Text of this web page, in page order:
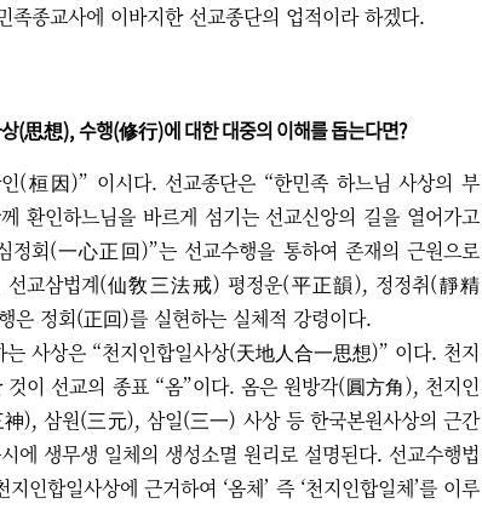
족종교사에 이바지한 선교종단의 업적이라 하겠다.
(思想),수행(修行)에 대한 대중의 이해를 돕는다면?
(桓因)” 이시다. 선교종단은 “한민족 하느님 사상의 부
환인하느님을 바르게 섬기는 선교신앙의 길을 열어가고
정회(一心正回)”는 선교수행을 통하여 존재의 근원으로
선교삼법계(仙敎三法戒) 평정운(平正韻), 정정취(靜精
은 정회(正回)를 실현하는 실체적 강령이다.
는 사상은 “천지인합일사상(天地人合一思想)” 이다. 천지
것이 선교의 종표 “옴”이다.옴은 원방각(圓方角), 천지인
),삼원(三元), 삼일(三一) 사상 등 한국본원사상의 근간
에 생무생 일체의 생성소멸 원리로 설명된다. 선교수행법
지인합일사상에 근거하여 ‘옴체’ 즉 ‘천지인합일체’를 이루